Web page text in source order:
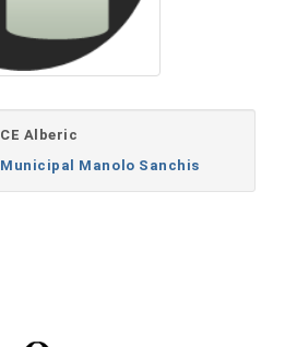
CE Alberic
Municipal Manolo Sanchis